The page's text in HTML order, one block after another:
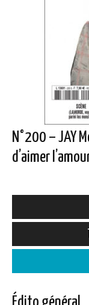
N°200 – JAY
d’aimer
produit
variations.